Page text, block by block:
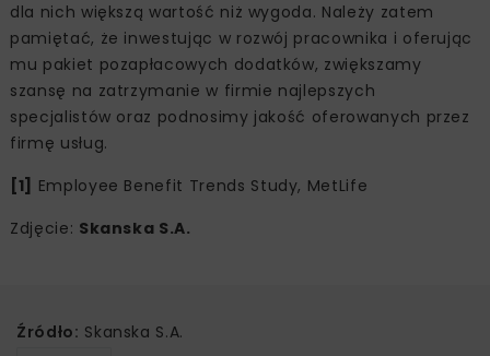
dla nich większą wartość niż wygoda. Należy zatem
pamiętać, że inwestując w rozwój pracownika i oferując
mu pakiet pozapłacowych dodatków, zwiększamy
szansę na zatrzymanie w firmie najlepszych
specjalistów oraz podnosimy jakość oferowanych przez
firmę usług.
[1] Employee Benefit Trends Study, MetLife
Zdjęcie: Skanska S.A.
Źródło: Skanska S.A.